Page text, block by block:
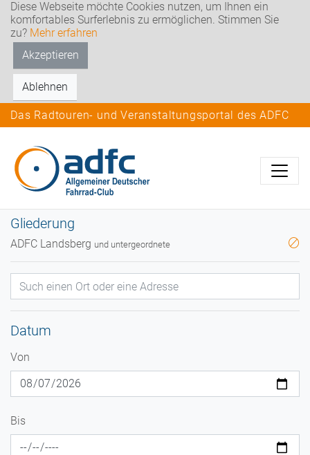
Diese Webseite möchte Cookies nutzen, um Ihnen ein
komfortables Surferlebnis zu ermöglichen. Stimmen Sie
zu? Mehr erfahren
Akzeptieren
Ablehnen
Das Radtouren- und Veranstaltungsportal des ADFC
Gliederung
ADFC Landsberg und untergeordnete
Datum
Von
Bis